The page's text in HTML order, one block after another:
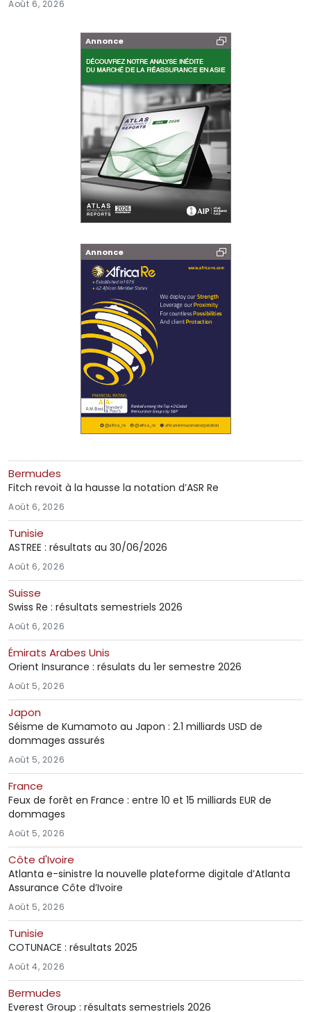
Août 6, 2026
Annonce
Annonce
Bermudes
Fitch revoit à la hausse la notation d’ASR Re
Août 6, 2026
Tunisie
ASTREE : résultats au 30/06/2026
Août 6, 2026
Suisse
Swiss Re : résultats semestriels 2026
Août 6, 2026
Émirats Arabes Unis
Orient Insurance : résulats du 1er semestre 2026
Août 5, 2026
Japon
Séisme de Kumamoto au Japon : 2.1 milliards USD de
dommages assurés
Août 5, 2026
France
Feux de forêt en France : entre 10 et 15 milliards EUR de
dommages
Août 5, 2026
Côte d'Ivoire
Atlanta e-sinistre la nouvelle plateforme digitale d’Atlanta
Assurance Côte d’Ivoire
Août 5, 2026
Tunisie
COTUNACE : résultats 2025
Août 4, 2026
Bermudes
Everest Group : résultats semestriels 2026